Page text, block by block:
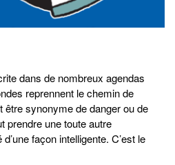
dans de nombreux agendas
reprennent le chemin de
être synonyme de danger ou de
prendre une toute autre
façon intelligente. C’est le